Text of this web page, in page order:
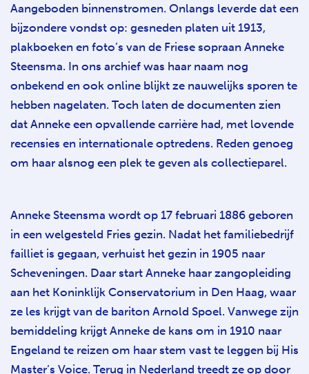
Aangeboden binnenstromen. Onlangs leverde dat een
bijzondere vondst op: gesneden platen uit 1913,
plakboeken en foto’s van de Friese sopraan Anneke
Steensma. In ons archief was haar naam nog
onbekend en ook online blijkt ze nauwelijks sporen te
hebben nagelaten. Toch laten de documenten zien
dat Anneke een opvallende carrière had, met lovende
recensies en internationale optredens. Reden genoeg
om haar alsnog een plek te geven als collectieparel.
Anneke Steensma wordt op 17 februari 1886 geboren
in een welgesteld Fries gezin. Nadat het familiebedrijf
failliet is gegaan, verhuist het gezin in 1905 naar
Scheveningen. Daar start Anneke haar zangopleiding
aan het Koninklijk Conservatorium in Den Haag, waar
ze les krijgt van de bariton Arnold Spoel. Vanwege zijn
bemiddeling krijgt Anneke de kans om in 1910 naar
Engeland te reizen om haar stem vast te leggen bij His
Master’s Voice. Terug in Nederland treedt ze op door